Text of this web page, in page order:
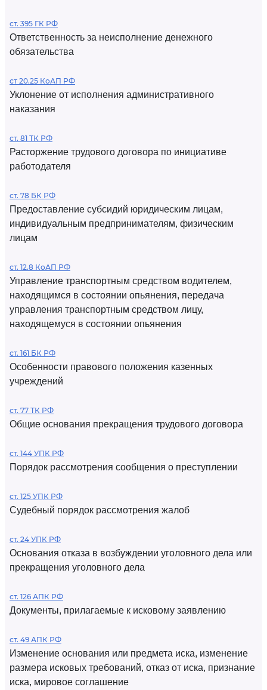
ст. 395 ГК РФ
Ответственность за неисполнение денежного
обязательства
ст 20.25 КоАП РФ
Уклонение от исполнения административного
наказания
ст. 81 ТК РФ
Расторжение трудового договора по инициативе
работодателя
ст. 78 БК РФ
Предоставление субсидий юридическим лицам,
индивидуальным предпринимателям, физическим
лицам
ст. 12.8 КоАП РФ
Управление транспортным средством водителем,
находящимся в состоянии опьянения, передача
управления транспортным средством лицу,
находящемуся в состоянии опьянения
ст. 161 БК РФ
Особенности правового положения казенных
учреждений
ст. 77 ТК РФ
Общие основания прекращения трудового договора
ст. 144 УПК РФ
Порядок рассмотрения сообщения о преступлении
ст. 125 УПК РФ
Судебный порядок рассмотрения жалоб
ст. 24 УПК РФ
Основания отказа в возбуждении уголовного дела или
прекращения уголовного дела
ст. 126 АПК РФ
Документы, прилагаемые к исковому заявлению
ст. 49 АПК РФ
Изменение основания или предмета иска, изменение
размера исковых требований, отказ от иска, признание
иска, мировое соглашение